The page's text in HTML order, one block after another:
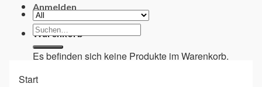
Anmelden
Warenkorb
Es befinden sich keine Produkte im Warenkorb.
Suchen
nach:
Start